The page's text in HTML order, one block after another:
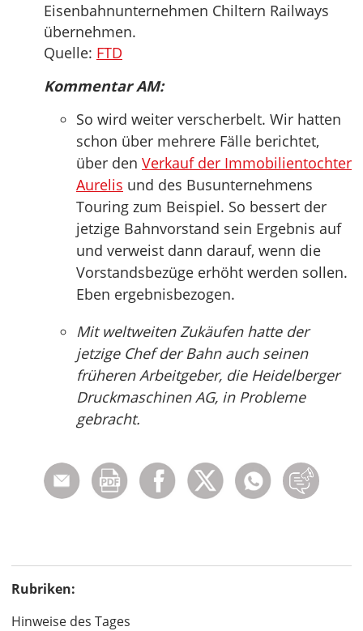
Eisenbahnunternehmen Chiltern Railways
übernehmen.
Quelle: FTD
Kommentar AM:
So wird weiter verscherbelt. Wir hatten
schon über mehrere Fälle berichtet,
über den Verkauf der Immobilientochter
Aurelis und des Busunternehmens
Touring zum Beispiel. So bessert der
jetzige Bahnvorstand sein Ergebnis auf
und verweist dann darauf, wenn die
Vorstandsbezüge erhöht werden sollen.
Eben ergebnisbezogen.
Mit weltweiten Zukäufen hatte der
jetzige Chef der Bahn auch seinen
früheren Arbeitgeber, die Heidelberger
Druckmaschinen AG, in Probleme
gebracht.
Rubriken:
Hinweise des Tages